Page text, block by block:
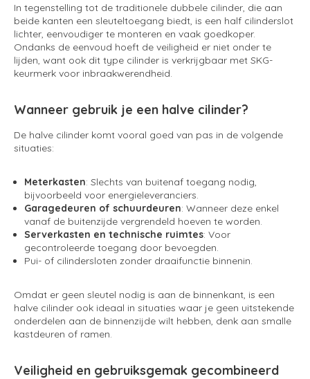
In tegenstelling tot de traditionele dubbele cilinder, die aan
beide kanten een sleuteltoegang biedt, is een half cilinderslot
lichter, eenvoudiger te monteren en vaak goedkoper.
Ondanks de eenvoud hoeft de veiligheid er niet onder te
lijden, want ook dit type cilinder is verkrijgbaar met SKG-
keurmerk voor inbraakwerendheid.
Wanneer gebruik je een halve cilinder?
De halve cilinder komt vooral goed van pas in de volgende
situaties:
Meterkasten: Slechts van buitenaf toegang nodig,
bijvoorbeeld voor energieleveranciers.
Garagedeuren of schuurdeuren: Wanneer deze enkel
vanaf de buitenzijde vergrendeld hoeven te worden.
Serverkasten en technische ruimtes: Voor
gecontroleerde toegang door bevoegden.
Pui- of cilindersloten zonder draaifunctie binnenin.
Omdat er geen sleutel nodig is aan de binnenkant, is een
halve cilinder ook ideaal in situaties waar je geen uitstekende
onderdelen aan de binnenzijde wilt hebben, denk aan smalle
kastdeuren of ramen.
Veiligheid en gebruiksgemak gecombineerd